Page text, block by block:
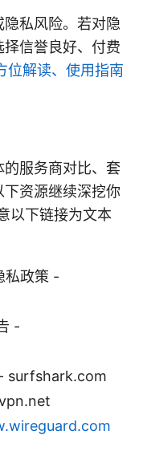
私风险。若对隐
信誉良好、付费
解读、使用指南
服务商对比、套
资源继续深挖你
以下链接为文本
私政策 -
-
surfshark.com